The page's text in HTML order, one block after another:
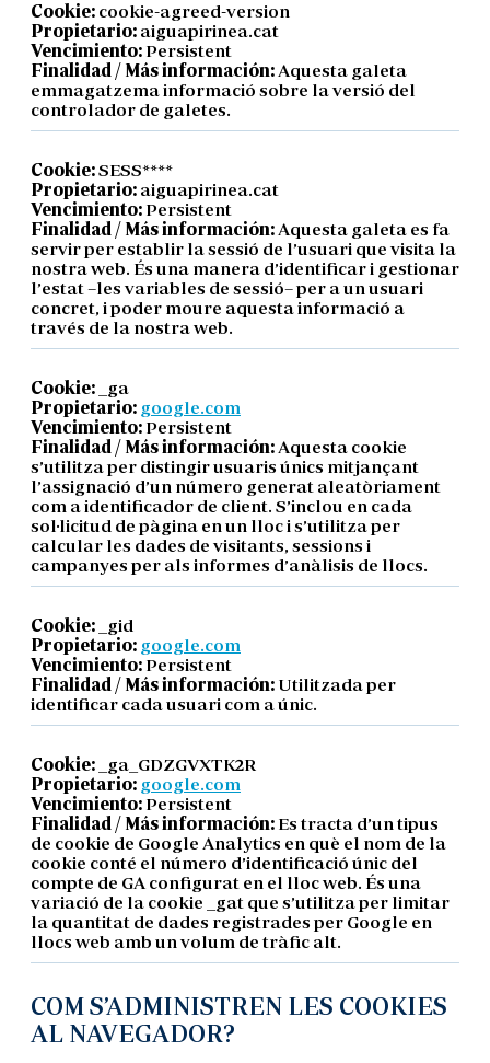
Cookie: cookie-agreed-version
Propietario: aiguapirinea.cat
Vencimiento: Persistent
Finalidad / Más información: Aquesta galeta
emmagatzema informació sobre la versió del
controlador de galetes.
Cookie:SESS****
Propietario: aiguapirinea.cat
Vencimiento: Persistent
Finalidad / Más información: Aquesta galeta es fa
servir per establir la sessió de l’usuari que visita la
nostra web. És una manera d’identificar i gestionar
l’estat –les variables de sessió– per a un usuari
concret, i poder moure aquesta informació a
través de la nostra web.
Cookie: _ga
Propietario: google.com
Vencimiento: Persistent
Finalidad / Más información: Aquesta cookie
s’utilitza per distingir usuaris únics mitjançant
l’assignació d’un número generat aleatòriament
com a identificador de client. S’inclou en cada
sol·licitud de pàgina en un lloc i s’utilitza per
calcular les dades de visitants, sessions i
campanyes per als informes d’anàlisis de llocs.
Cookie: _gid
Propietario: google.com
Vencimiento: Persistent
Finalidad / Más información: Utilitzada per
identificar cada usuari com a únic.
Cookie: _ga_GDZGVXTK2R
Propietario: google.com
Vencimiento: Persistent
Finalidad / Más información: Es tracta d’un tipus
de cookie de Google Analytics en què el nom de la
cookie conté el número d’identificació únic del
compte de GA configurat en el lloc web. És una
variació de la cookie _gat que s’utilitza per limitar
la quantitat de dades registrades per Google en
llocs web amb un volum de tràfic alt.
COM S’ADMINISTREN LES COOKIES
AL NAVEGADOR?